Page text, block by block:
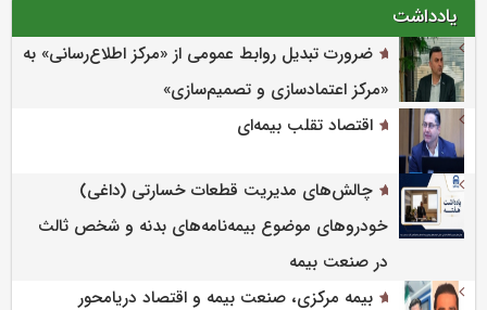
یادداشت
ضرورت تبدیل روابط عمومی از «مرکز اطلاع‌رسانی» به
«مرکز اعتمادسازی و تصمیم‌سازی»
اقتصاد تقلب بیمه‌ای
چالش‌های مدیریت قطعات خسارتی (داغی)
خودروهای موضوع بیمه‌نامه‌های بدنه و شخص ثالث
در صنعت بیمه
بیمه مرکزی، صنعت بیمه و اقتصاد دریامحور